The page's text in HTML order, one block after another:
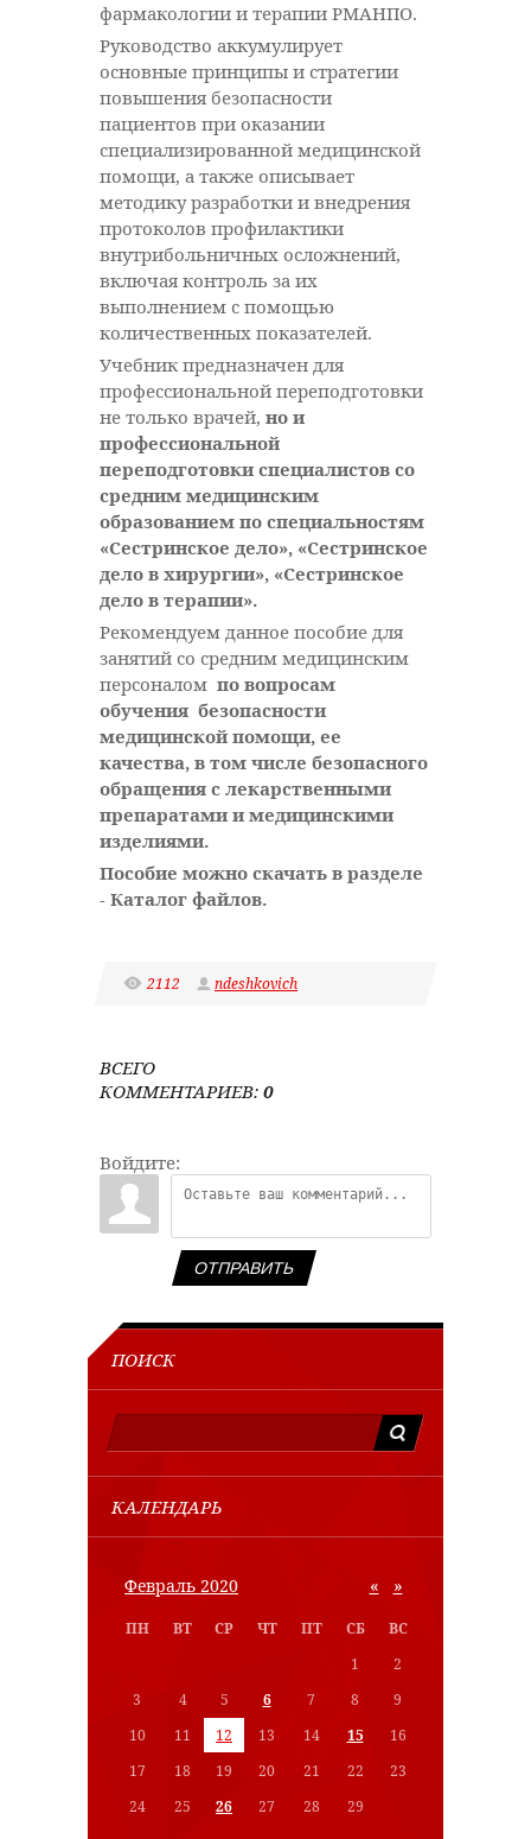
фармакологии и терапии РМАНПО.
Руководство аккумулирует
основные принципы и стратегии
повышения безопасности
пациентов при оказании
специализированной медицинской
помощи, а также описывает
методику разработки и внедрения
протоколов профилактики
внутрибольничных осложнений,
включая контроль за их
выполнением с помощью
количественных показателей.
Учебник предназначен для
профессиональной переподготовки
не только врачей, но и
профессиональной
переподготовки специалистов со
средним медицинским
образованием по специальностям
«Сестринское дело», «Сестринское
дело в хирургии», «Сестринское
дело в терапии».
Рекомендуем данное пособие для
занятий со средним медицинским
персоналом по вопросам
обучения безопасности
медицинской помощи, ее
качества, в том числе безопасного
обращения с лекарственными
препаратами и медицинскими
изделиями.
Пособие можно скачать в разделе
- Каталог файлов.
2112 ndeshkovich
ВСЕГО
КОММЕНТАРИЕВ: 0
Войдите:
ОТПРАВИТЬ
ПОИСК
КАЛЕНДАРЬ
«
Февраль 2020 »
ПН ВТ СР ЧТ ПТ СБ
ВС
1
2
3
4 5 6 7 8
9
10
11 12 13 14 15
16
17
18 19 20 21 22
23
24
25 26 27 28 29